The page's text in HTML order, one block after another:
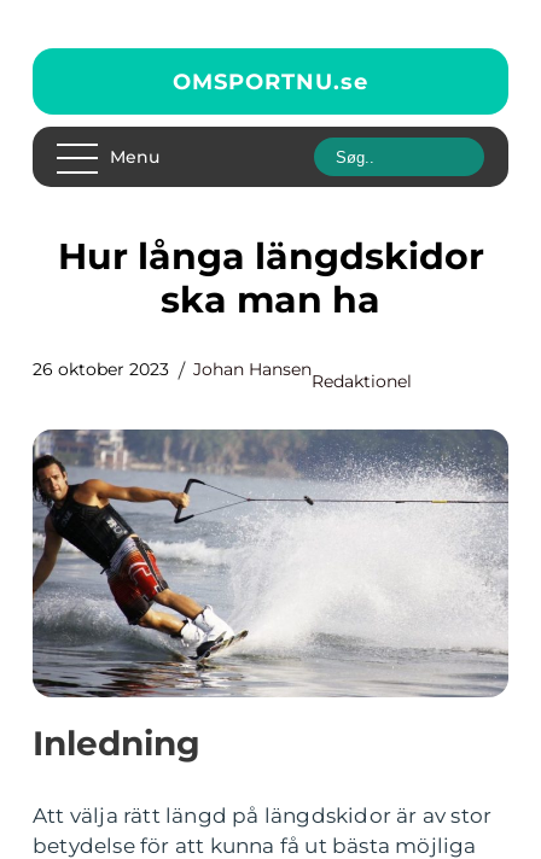
OMSPORTNU.se
Menu
Hur långa längdskidor
ska man ha
26 oktober 2023 Johan Hansen
Redaktionel
Inledning
Att välja rätt längd på längdskidor är av stor
betydelse för att kunna få ut bästa möjliga